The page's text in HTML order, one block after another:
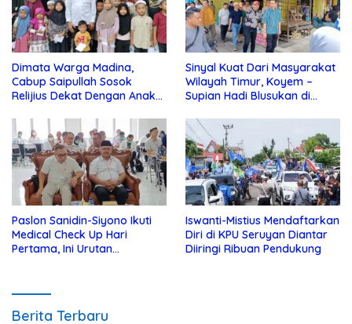
Dimata Warga Madina,
Cabup Saipullah Sosok
Relijius Dekat Dengan Anak
Sinyal Kuat Dari Masyarakat
Wilayah Timur, Koyem –
Supian Hadi Blusukan di
Paslon Sanidin-Siyono Ikuti
Medical Check Up Hari
Pertama, Ini Urutan
Iswanti-Mistius Mendaftarkan
Diri di KPU Seruyan Diantar
Diiringi Ribuan Pendukung
Berita Terbaru